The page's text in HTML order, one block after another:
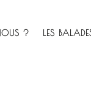
? LES